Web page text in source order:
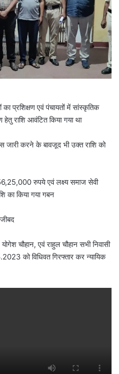
प्रशिक्षण एवं पंचायतों में सांस्कृतिक
राशि आवंटित किया गया था
जारी करने के बावजूद भी उक्त राशि को
56,25,000 रुपये एवं लक्ष्य समाज सेवी
का किया गया गबन
चौहान, एवं राहुल चौहान सभी निवासी
को विधिवत गिरफ्तार कर न्यायिक